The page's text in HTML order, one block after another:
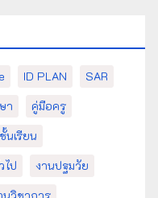
ID PLAN
SAR
า
คู่มือครู
นเรียน
ไป
งานปฐมวัย